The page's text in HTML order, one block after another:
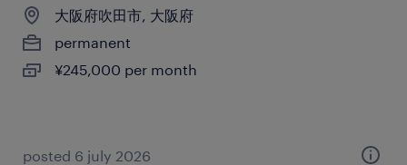
大阪府吹田市, 大阪府
permanent
¥245,000 per month
posted 6 july 2026